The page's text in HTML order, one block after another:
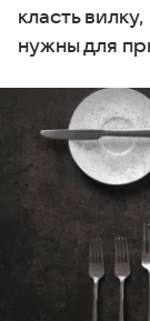
класть
нужны для